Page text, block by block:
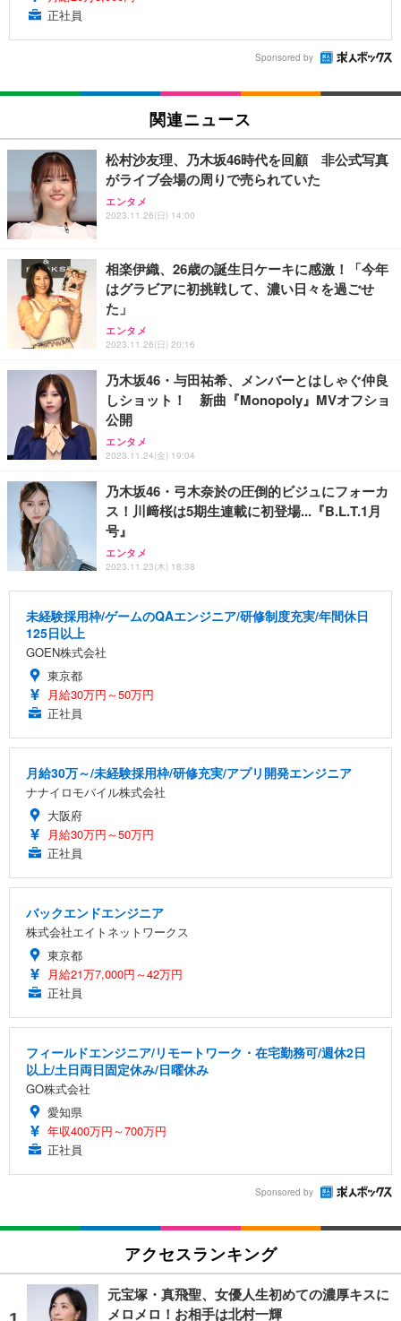
正社員
Sponsored by
関連ニュース
松村沙友理、乃木坂46時代を回顧 非公式写真
がライブ会場の周りで売られていた
エンタメ
2023.11.26(日) 14:00
相楽伊織、26歳の誕生日ケーキに感激！「今年
はグラビアに初挑戦して、濃い日々を過ごせ
た」
エンタメ
2023.11.26(日) 20:16
乃木坂46・与田祐希、メンバーとはしゃぐ仲良
しショット！ 新曲『Monopoly』MVオフショ
公開
エンタメ
2023.11.24(金) 19:04
乃木坂46・弓木奈於の圧倒的ビジュにフォーカ
ス！川﨑桜は5期生連載に初登場...『B.L.T.1月
号』
エンタメ
2023.11.23(木) 18:38
未経験採用枠/ゲームのQAエンジニア/研修制度充実/年間休日
125日以上
GOEN株式会社
東京都
月給30万円～50万円
正社員
月給30万～/未経験採用枠/研修充実/アプリ開発エンジニア
ナナイロモバイル株式会社
大阪府
月給30万円～50万円
正社員
バックエンドエンジニア
株式会社エイトネットワークス
東京都
月給21万7,000円～42万円
正社員
フィールドエンジニア/リモートワーク・在宅勤務可/週休2日
以上/土日両日固定休み/日曜休み
GO株式会社
愛知県
年収400万円～700万円
正社員
Sponsored by
アクセスランキング
元宝塚・真飛聖、女優人生初めての濃厚キスに
メロメロ！お相手は北村一輝